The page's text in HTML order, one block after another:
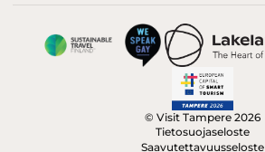
© Visit Tampere 2026
Tietosuojaseloste
Saavutettavuusseloste